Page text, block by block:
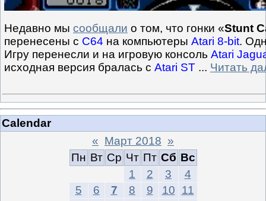
Недавно мы сообщали о том, что гонки «Stunt
перенесены с C64 на компьютеры Atari 8-bit.
Игру перенесли и на игровую консоль Atari
исходная версия бралась с Atari ST ... Читать
Calendar
« Март 2018 »
Пн Вт Ср Чт Пт Сб Вс
1
2 3
4
5
6 7 8 9 10
11